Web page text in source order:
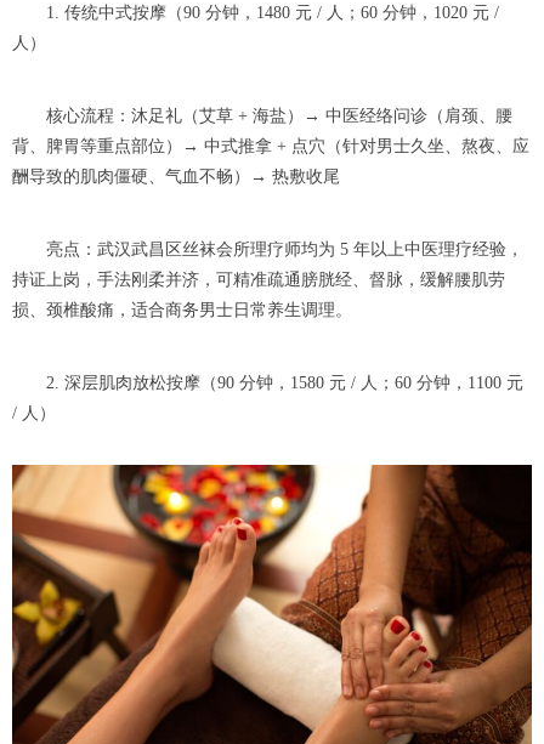
1. 传统中式按摩（90 分钟，1480 元 / 人；60 分钟，1020 元 /
人）
核心流程：沐足礼（艾草 + 海盐）→ 中医经络问诊（肩颈、腰
背、脾胃等重点部位）→ 中式推拿 + 点穴（针对男士久坐、熬夜、应
酬导致的肌肉僵硬、气血不畅）→ 热敷收尾
亮点：武汉武昌区丝袜会所理疗师均为 5 年以上中医理疗经验，
持证上岗，手法刚柔并济，可精准疏通膀胱经、督脉，缓解腰肌劳
损、颈椎酸痛，适合商务男士日常养生调理。
2. 深层肌肉放松按摩（90 分钟，1580 元 / 人；60 分钟，1100 元
/ 人）